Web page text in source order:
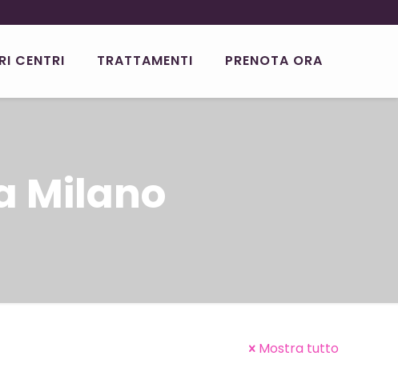
CENTRI TRATTAMENTI PRENOTA ORA
Milano
Mostra tutto